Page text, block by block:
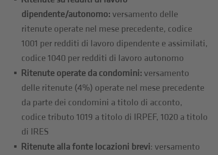
dipendente/autonomo: versamento delle
ritenute operate nel mese precedente, codice
1001 per redditi di lavoro dipendente e assimilati,
codice 1040 per redditi di lavoro autonomo
Ritenute operate da condomini: versamento
delle ritenute (4%) operate nel mese precedente
da parte dei condomini a titolo di acconto,
codice tributo 1019 a titolo di IRPEF, 1020 a titolo
di IRES
Ritenute alla fonte locazioni brevi: versamento